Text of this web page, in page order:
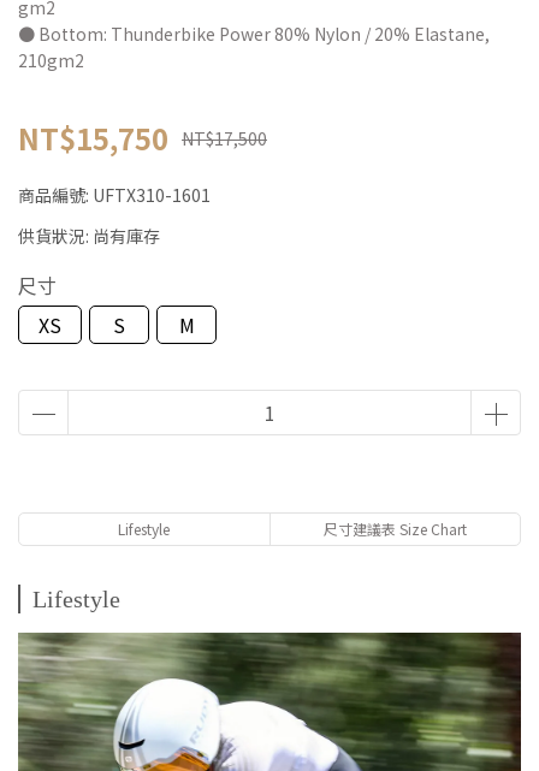
gm2
● Bottom: Thunderbike Power 80% Nylon / 20% Elastane,
210gm2
NT$15,750 NT$17,500
商品編號: UFTX310-1601
供貨狀況: 尚有庫存
尺寸
XS
S M
Lifestyle 尺寸建議表 Size Chart
Lifestyle